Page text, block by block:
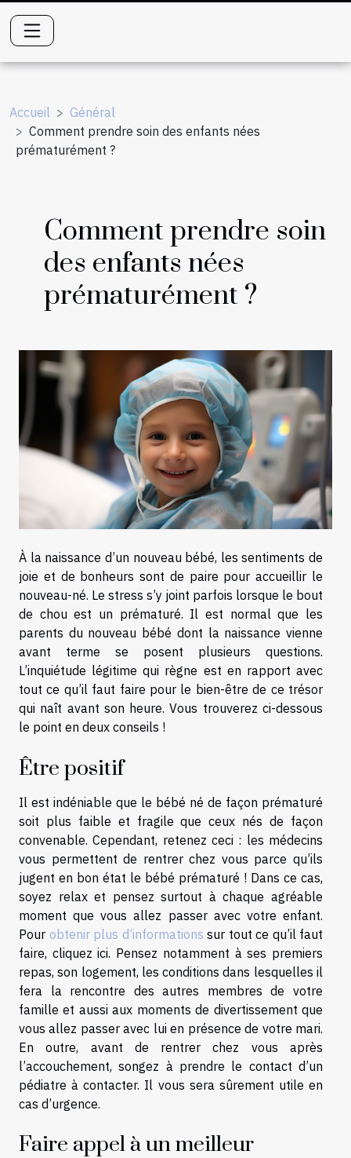
Accueil
Général
Comment prendre soin des enfants nées
prématurément ?
Comment prendre soin
des enfants nées
prématurément ?
À la naissance d’un nouveau bébé, les sentiments de
joie et de bonheurs sont de paire pour accueillir le
nouveau-né. Le stress s’y joint parfois lorsque le bout
de chou est un prématuré. Il est normal que les
parents du nouveau bébé dont la naissance vienne
avant terme se posent plusieurs questions.
L’inquiétude légitime qui règne est en rapport avec
tout ce qu’il faut faire pour le bien-être de ce trésor
qui naît avant son heure. Vous trouverez ci-dessous
le point en deux conseils !
Être positif
Il est indéniable que le bébé né de façon prématuré
soit plus faible et fragile que ceux nés de façon
convenable. Cependant, retenez ceci : les médecins
vous permettent de rentrer chez vous parce qu’ils
jugent en bon état le bébé prématuré ! Dans ce cas,
soyez relax et pensez surtout à chaque agréable
moment que vous allez passer avec votre enfant.
Pour obtenir plus d’informations sur tout ce qu’il faut
faire, cliquez ici. Pensez notamment à ses premiers
repas, son logement, les conditions dans lesquelles il
fera la rencontre des autres membres de votre
famille et aussi aux moments de divertissement que
vous allez passer avec lui en présence de votre mari.
En outre, avant de rentrer chez vous après
l’accouchement, songez à prendre le contact d’un
pédiatre à contacter. Il vous sera sûrement utile en
cas d’urgence.
Faire appel à un meilleur